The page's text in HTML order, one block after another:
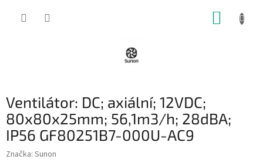
Ventilátor: DC; axiální; 12VDC;
80x80x25mm; 56,1m3/h; 28dBA;
IP56 GF80251B7-000U-AC9
Značka: Sunon